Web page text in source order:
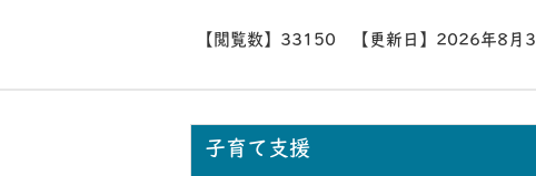
【閲覧数】 33150 【更新日】 2026年8月
子育て支援